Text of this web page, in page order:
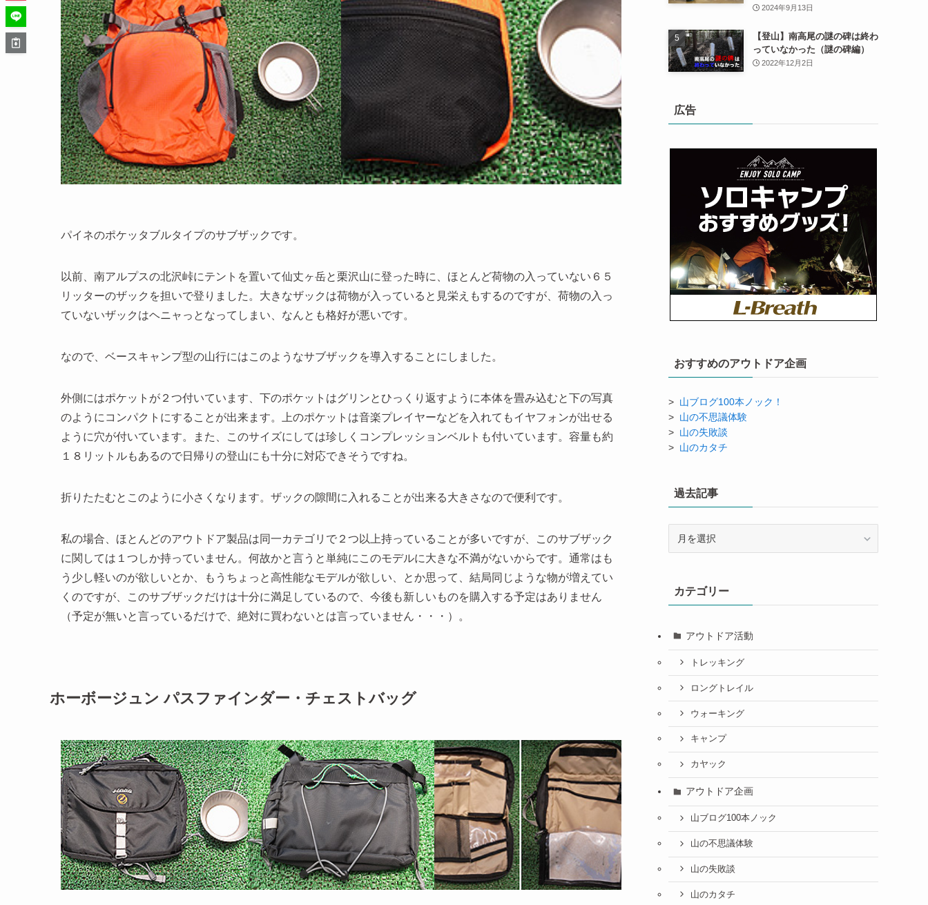
パイネのポケッタブルタイプのサブザックです。
以前、南アルプスの北沢峠にテントを置いて仙丈ヶ岳と栗沢山に登った時に、ほとんど荷物の入っていない６５
リッターのザックを担いで登りました。大きなザックは荷物が入っていると見栄えもするのですが、荷物の入っ
ていないザックはヘニャっとなってしまい、なんとも格好が悪いです。
なので、ベースキャンプ型の山行にはこのようなサブザックを導入することにしました。
外側にはポケットが２つ付いています、下のポケットはグリンとひっくり返すように本体を畳み込むと下の写真
のようにコンパクトにすることが出来ます。上のポケットは音楽プレイヤーなどを入れてもイヤフォンが出せる
ように穴が付いています。また、このサイズにしては珍しくコンプレッションベルトも付いています。容量も約
１８リットルもあるので日帰りの登山にも十分に対応できそうですね。
折りたたむとこのように小さくなります。ザックの隙間に入れることが出来る大きさなので便利です。
私の場合、ほとんどのアウトドア製品は同一カテゴリで２つ以上持っていることが多いですが、このサブザック
に関しては１つしか持っていません。何故かと言うと単純にこのモデルに大きな不満がないからです。通常はも
う少し軽いのが欲しいとか、もうちょっと高性能なモデルが欲しい、とか思って、結局同じような物が増えてい
くのですが、このサブザックだけは十分に満足しているので、今後も新しいものを購入する予定はありません
（予定が無いと言っているだけで、絶対に買わないとは言っていません・・・）。
ホーボージュン パスファインダー・チェストバッグ
2024年9月13日
【登山】南高尾の謎の碑は終わ
っていなかった（謎の碑編）
2022年12月2日
広告
おすすめのアウトドア企画
> 山ブログ100本ノック！
> 山の不思議体験
> 山の失敗談
> 山のカタチ
過去記事
カテゴリー
アウトドア活動
トレッキング
ロングトレイル
ウォーキング
キャンプ
カヤック
アウトドア企画
山ブログ100本ノック
山の不思議体験
山の失敗談
山のカタチ